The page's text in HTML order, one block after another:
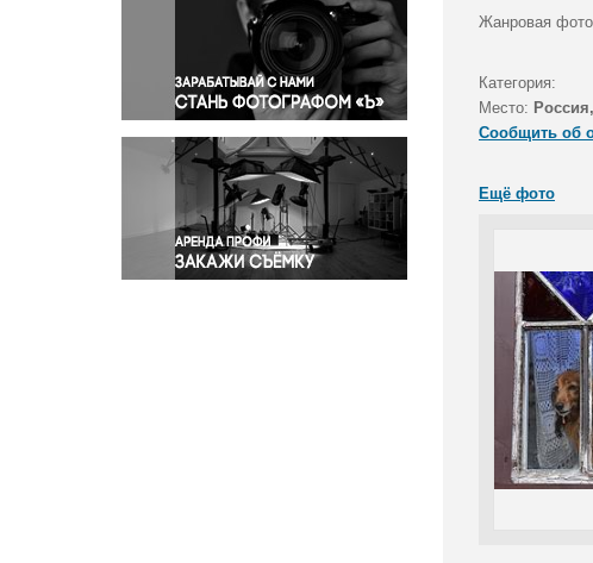
Политика
Правосудие
Происшествия и конфликты
Религия
Светская жизнь
Спорт
Экология
Экономика и бизнес
Жанровая
Категория:
Место:
Сообщить об
Ещё фото